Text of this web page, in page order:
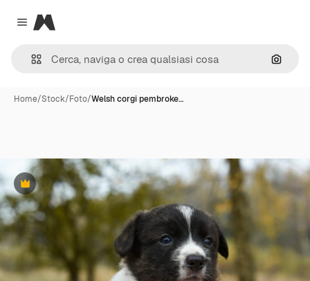
Close menu
Magnific
Cerca
Home/Stock/Foto/Welsh corgi pembroke…
Premium